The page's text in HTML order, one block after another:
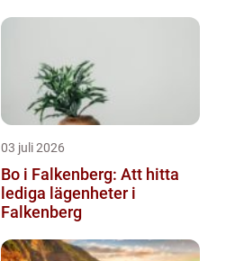
03 juli 2026
Bo i Falkenberg: Att hitta
lediga lägenheter i
Falkenberg